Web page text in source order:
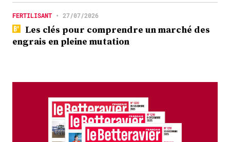
FERTILISANT • 27/07/2026
Les clés pour comprendre un marché des
engrais en pleine mutation